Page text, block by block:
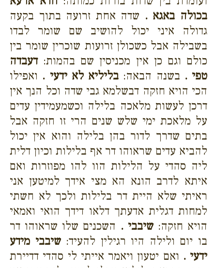
בכולה באגא . שדה אחת זרועה בתוך בקעה
גדולה איני יכול להושיב שם שומר לבדו
בשבילה אבל כשכולן זרועות שוכרין שומר בין
כולם וגם כן אין מכניסין שם בהמות:דעבדה
טפי . בשנה הבאה: בליליא לא ידעי . ואפילו
הכי הויא חזקה דבשלמא גבי שדה וכל הנך אין
דרכן לעשות מלאכה בלילה וכשמעמידין עדים
על מלאכת ימי שלש שנים הרי זו חזקה אבל
בתים שדרך לדור בהן בלילה והוא אין יכול
להביא עדים שראוהו דר אף בלילות וכיון דלית
ליה סהדי על הלילות הוו להו מפוזרות ואם
איתא לדרב הונא הא מצי אידך למיטען אני
ראיתי שלא היית דר בלילות ולכך לא חשתי
למחות דגלית אדעתך דלאו דידך הואי ואמאי
הויא חזקה:שיבבי . השכנים שלו שראוהו דר
בו יום ולילה היו רגילין להעיד:שיבבי מידע
ידעי . ואם יטעון ויאמר אייתי לי סהדי דדיירת